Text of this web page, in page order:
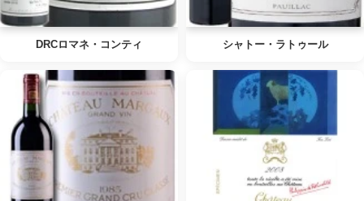
DRCロマネ・コンティ シャトー・ラトゥール